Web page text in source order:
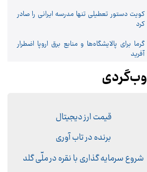
کویت دستور تعطیلی تنها مدرسه ایرانی را صادر
کرد
گرما برای پالایشگاه‌ها و منابع برق اروپا اضطرار
آفرید
وب‌گردی
قیمت ارز دیجیتال
برنده در تاب آوری
شروع سرمایه گذاری با نقره در ملّی گلد